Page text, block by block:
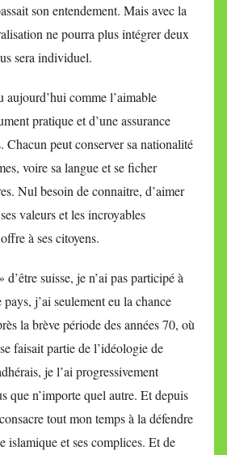
son entendement. Mais avec la
ne pourra plus intégrer deux
sera individuel.
aujourd’hui comme l’aimable
pratique et d’une assurance
Chacun peut conserver sa nationalité
voire sa langue et se ficher
Nul besoin de connaitre, d’aimer
valeurs et les incroyables
à ses citoyens.
d’être suisse, je n’ai pas participé à
j’ai seulement eu la chance
la brève période des années 70, où
faisait partie de l’idéologie de
je l’ai progressivement
que n’importe quel autre. Et depuis
tout mon temps à la défendre
islamique et ses complices. Et de